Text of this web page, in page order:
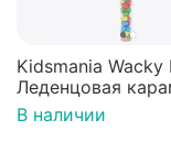
Kidsmania Wacky
Леденцовая
игрушкой Ваки
12г, Китай
В наличии